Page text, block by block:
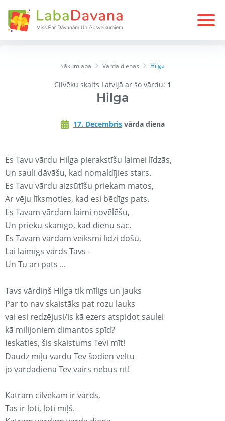
Sākumlapa Varda dienas Hilga
Cilvēku skaits Latvijā ar šo vārdu: 1
Hilga
17. Decembrisvārda diena
Es Tavu vārdu Hilga pierakstīšu laimei līdzās,
Un sauli dāvāšu, kad nomaldījies stars.
Es Tavu vārdu aizsūtīšu priekam matos,
Ar vēju līksmoties, kad esi bēdīgs pats.
Es Tavam vārdam laimi novēlēšu,
Un prieku skanīgo, kad dienu sāc.
Es Tavam vārdam veiksmi līdzi došu,
Lai laimīgs vārds Tavs -
Un Tu arī pats ...
Tavs vārdiņš Hilga tik mīligs un jauks
Par to nav skaistāks pat rozu lauks
vai esi redzējusi/is kā ezers atspidot saulei
kā milijoniem dimantos spīd?
Ieskaties, šis skaistums Tevi mīt!
Daudz mīļu vardu Tev šodien veltu
jo vardadiena Tev vairs nebūs rīt!
Katram cilvēkam ir vārds,
Tas ir ļoti, ļoti mīļš.